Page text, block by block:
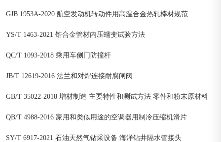
GJB 1953A-2020 航空发动机转动件用高温合金热轧棒材规范
YS/T 1463-2021 锆合金管材内压蠕变试验方法
QC/T 1093-2018 乘用车侧门防撞杆
JB/T 12619-2016 法兰和对焊连接耐腐闸阀
GB/T 35022-2018 增材制造 主要特性和测试方法 零件和粉末原材料
QB/T 4988-2016 家用和类似用途的空调器用制冷压缩机滑片
SY/T 6917-2021 石油天然气钻采设备 海洋钻井隔水管接头